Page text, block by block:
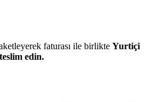
faturası ile birlikte Yurtiçi
edin.